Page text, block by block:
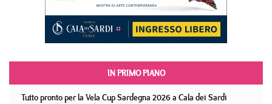
IN PRIMO PIANO
Tutto pronto per la Vela Cup Sardegna 2026 a Cala dei Sardi